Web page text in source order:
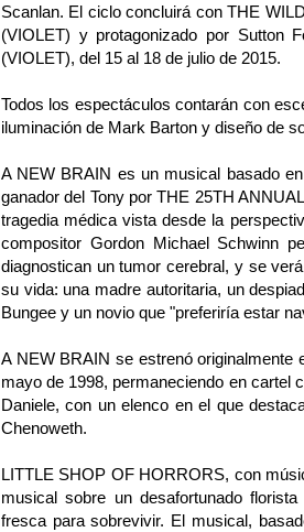
Scanlan. El ciclo concluirá con THE
(VIOLET) y protagonizado por Sutton
(VIOLET), del 15 al 18 de julio de 2015.
Todos los espectáculos contarán con
iluminación de Mark Barton y diseño de
A NEW BRAIN es un musical basado
ganador del Tony por THE 25TH
tragedia médica vista desde la
compositor Gordon Michael Schwinn
diagnostican un tumor cerebral, y se
su vida: una madre autoritaria, un
Bungee y un novio que "preferiría estar
A NEW BRAIN se estrenó
mayo de 1998, permaneciendo en cartel
Daniele, con un elenco en el que
Chenoweth.
LITTLE SHOP OF HORRORS, con
musical sobre un desafortunado
fresca para sobrevivir. El musical,